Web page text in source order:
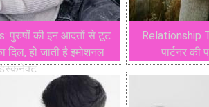
पुरुषों की इन आदतों से टूट
दिल, हो जाती है इमोशनल
Relationship
पार्टनर की